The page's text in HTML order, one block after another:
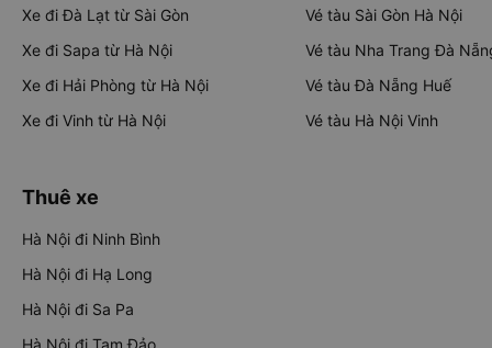
Xe đi Vũng Tàu từ Sài Gòn
Xe đi Nha Trang từ Sài Gòn
Xe đi Đà Lạt từ Sài Gòn
Xe đi Sapa từ Hà Nội
Xe đi Vinh từ Hà Nội
Vé tàu Sài Gòn Phan Thiết
Vé tàu Sài Gòn Đà Nẵng
Vé tàu Sài Gòn Hà Nội
Vé tàu Nha Trang Đà
Thuê xe
Hà Nội đi Ninh Bình